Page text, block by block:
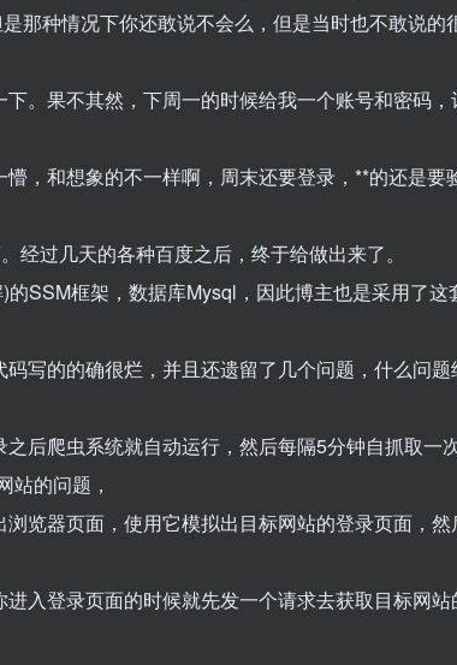
那种情况下你还敢说不会么，但是当时也不敢说的
。果不其然，下周一的时候给我一个账号和密码
，和想象的不一样啊，周末还要登录，**的还是要
经过几天的各种百度之后，终于给做出来了。
框架，数据库Mysql，因此博主也是采用了这
写的的确很烂，并且还遗留了几个问题，什么问题
爬虫系统就自动运行，然后每隔5分钟自抓取一
的问题，
览器页面，使用它模拟出目标网站的登录页面，
入登录页面的时候就先发一个请求去获取目标网